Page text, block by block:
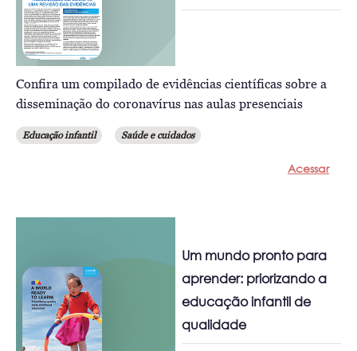
Confira um compilado de evidências científicas sobre a
disseminação do coronavírus nas aulas presenciais
Educação infantil Saúde e cuidados
Acessar
Um mundo pronto para
aprender: priorizando a
educação infantil de
qualidade